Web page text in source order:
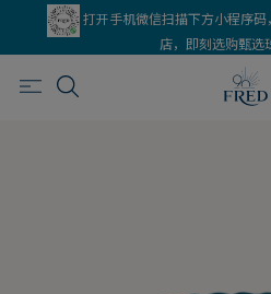
打开手机微信扫描下方小程序
店，即刻选购甄选